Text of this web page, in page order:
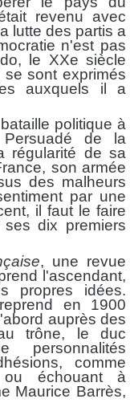
revenu avec
lutte des partis a
n'est pas
le XXe siècle
sont exprimés
auxquels il a
politique à
Persuadé de la
régularité de sa
son armée
des malheurs
par une
il faut le faire
dix premiers
, une revue
l'ascendant,
propres idées.
en 1900
auprès des
trône, le duc
personnalités
comme
échouant à
Maurice Barrès,